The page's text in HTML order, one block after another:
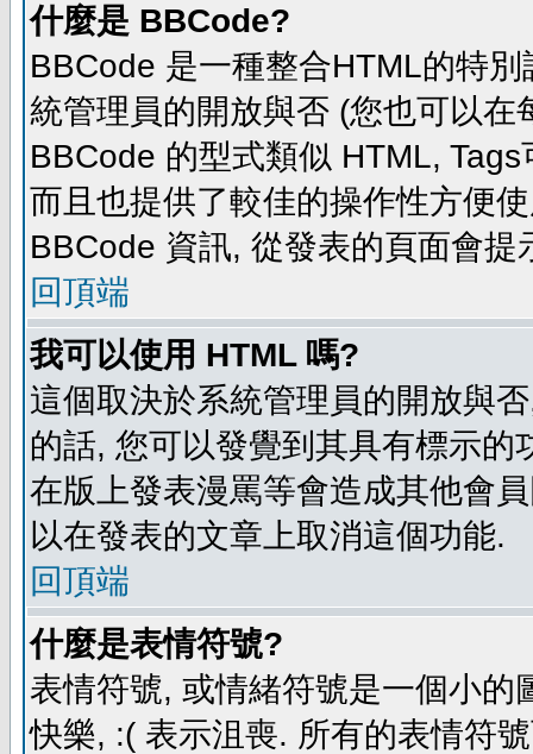
什麼是 BBCode?
BBCode 是一種整合HTML的特
統管理員的開放與否 (您也可以
BBCode 的型式類似 HTML,
而且也提供了較佳的操作性方便
BBCode 資訊, 從發表的頁面會提
回頂端
我可以使用 HTML 嗎?
這個取決於系統管理員的開放與
的話, 您可以發覺到其具有標示
在版上發表漫罵等會造成其他會
以在發表的文章上取消這個功能.
回頂端
什麼是表情符號?
表情符號, 或情緒符號是一個小
快樂, :( 表示沮喪. 所有的表情符